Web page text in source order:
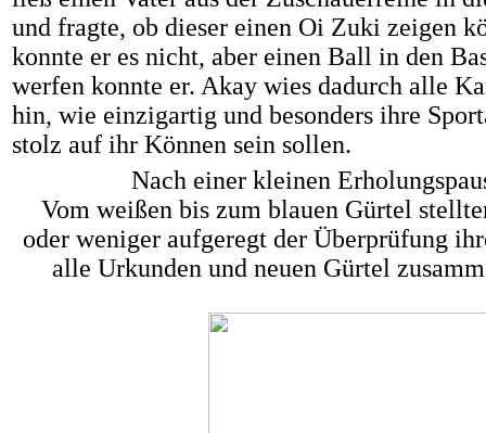
und fragte, ob dieser einen Oi Zuki zeigen
konnte er es nicht, aber einen Ball in den
werfen konnte er. Akay wies dadurch alle
hin, wie einzigartig und besonders ihre
stolz auf ihr Können sein sollen.
Nach einer kleinen
Vom weißen bis zum blauen Gürtel
oder weniger aufgeregt der Überprüfung
alle Urkunden und neuen Gürtel